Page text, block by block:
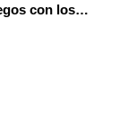
Programa con Scratch juegos con los partidos del mundial 2026 ganados por España